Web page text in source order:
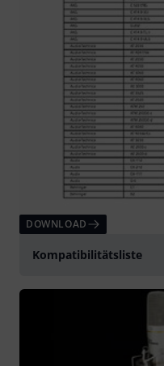
DOWNLOAD
Kompatibilitätsliste